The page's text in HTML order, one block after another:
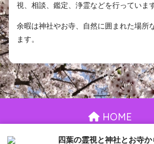
視、相談、鑑定、浄霊などを行っています
余暇は神社やお寺、自然に囲まれた場所
ます。
HOME
お問い合わせ 御依頼について プライ